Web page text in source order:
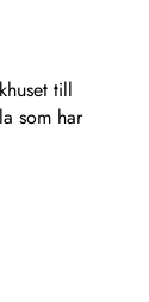
till
som har